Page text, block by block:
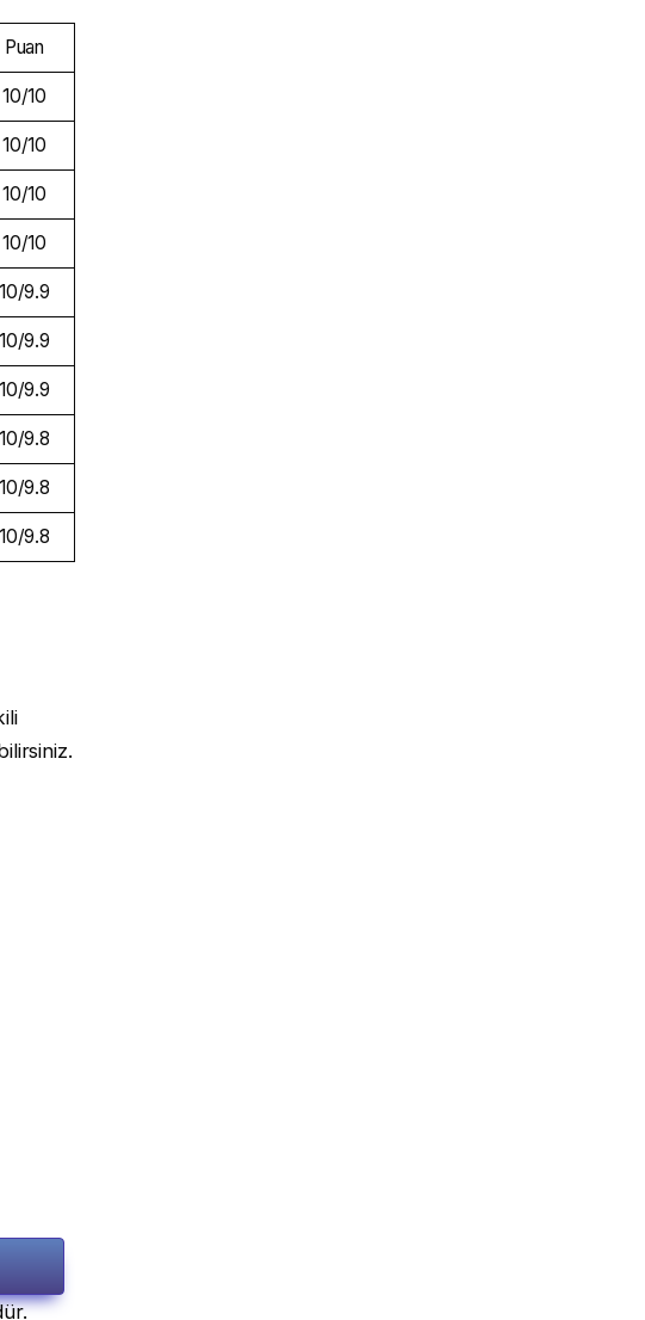
Puan
10/10
10/10
10/10
10/10
10/9.9
10/9.9
10/9.9
10/9.8
10/9.8
10/9.8